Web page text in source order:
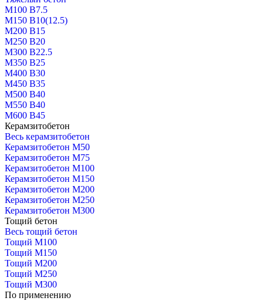
М100 В7.5
М150 В10(12.5)
М200 В15
М250 В20
М300 В22.5
М350 В25
М400 В30
М450 В35
М500 В40
М550 В40
М600 В45
Керамзитобетон
Весь керамзитобетон
Керамзитобетон М50
Керамзитобетон М75
Керамзитобетон М100
Керамзитобетон М150
Керамзитобетон М200
Керамзитобетон М250
Керамзитобетон М300
Тощий бетон
Весь тощий бетон
Тощий М100
Тощий М150
Тощий М200
Тощий М250
Тощий М300
По применению